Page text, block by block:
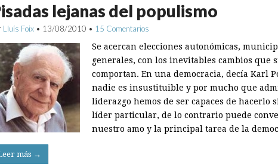
lejanas del populismo
Lluís Foix • 13/08/2010 • 15 Comentarios
Se acercan elecciones autonómicas,
generales, con los inevitables cambios que
comportan. En una democracia, decía Karl
nadie es insustituible y por mucho que
liderazgo hemos de ser capaces de hacerlo
líder particular, de lo contrario puede
nuestro amo y la principal tarea de la
más →